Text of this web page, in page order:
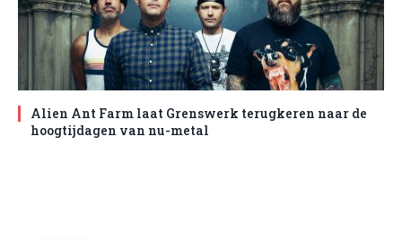
Alien Ant Farm laat Grenswerk terugkeren naar de
hoogtijdagen van nu-metal